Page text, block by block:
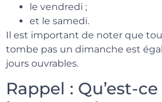
le vendredi ;
et le samedi.
Il est important de noter que
tombe pas un dimanche est
jours ouvrables.
Rappel : Qu’est-